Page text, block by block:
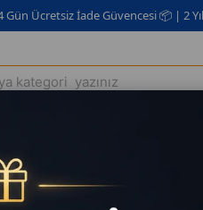
İade Güvencesi 📦 | 2 Yıl Garanti ✅
4 USB Çıkışlı, LCD